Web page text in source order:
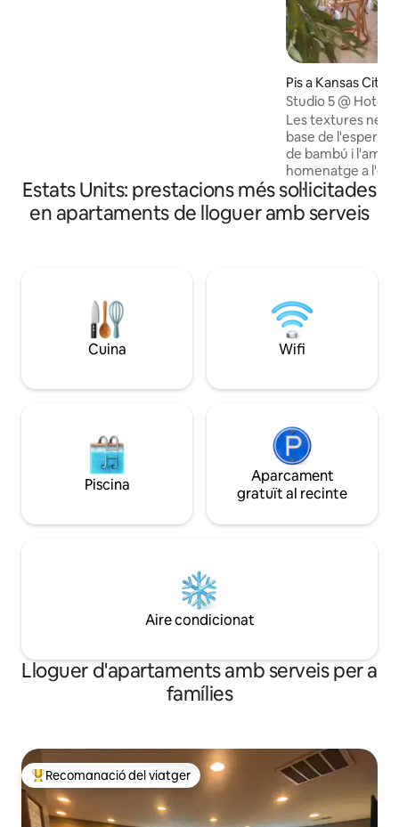
Pis a Kansas City
Studio 5 @ Hotel
Les textures
base de l'esperit
de bambú i
homenatge a
creen un espai
Una banyera
fons per a una
a partir de la 1:00.
persones que
hi ha televisor i la
gràcies al servei
Estats Units: prestacions més sol·licitades
en apartaments de lloguer amb serveis
Cuina Wifi
Piscina
Aparcament
gratuït al recinte
Aire condicionat
Lloguer d'apartaments amb serveis per a
famílies
Principals recomanacions dels viatgers
Recomanació del viatger